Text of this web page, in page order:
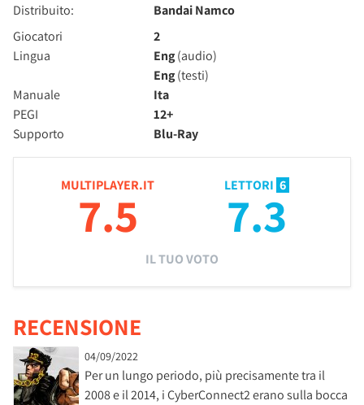
Distribuito:
Bandai Namco
Giocatori
2
Lingua
Eng(audio)
Eng(testi)
Manuale
Ita
PEGI
12+
Supporto
Blu-Ray
MULTIPLAYER.IT
7.5
LETTORI 6
7.3
IL TUO VOTO
RECENSIONE
04/09/2022
Per un lungo periodo, più precisamente tra il
2008 e il 2014, i CyberConnect2 erano sulla bocca